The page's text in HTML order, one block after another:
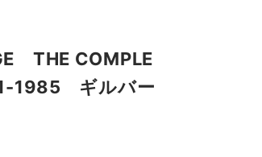
THE COMPLE
1985 ギルバー